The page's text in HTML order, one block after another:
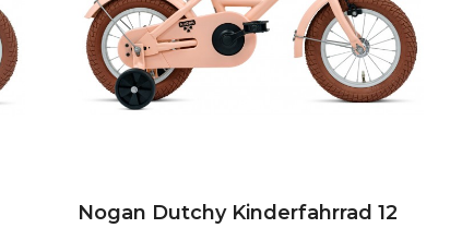
Nogan Dutchy Kinderfahrrad 12